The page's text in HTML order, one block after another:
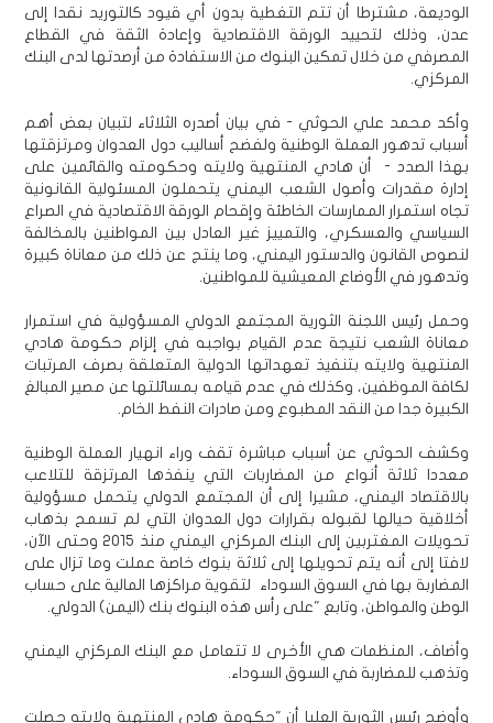
الوديعة، مشترطا أن تتم التغطية بدون أي قيود كالتوريد نقدا إلى
عدن، وذلك لتحييد الورقة الاقتصادية وإعادة الثقة في القطاع
المصرفي من خلال تمكين البنوك من الاستفادة من أرصدتها لدى البنك
المركزي.
وأكد محمد علي الحوثي - في بيان أصدره الثلاثاء لتبيان بعض أهم
أسباب تدهور العملة الوطنية ولفضح أساليب دول العدوان ومرتزقتها
بهذا الصدد - أن هادي المنتهية ولايته وحكومته والقائمين على
إدارة مقدرات وأصول الشعب اليمني يتحملون المسئولية القانونية
تجاه استمرار الممارسات الخاطئة وإقحام الورقة الاقتصادية في الصراع
السياسي والعسكري، والتمييز غير العادل بين المواطنين بالمخالفة
لنصوص القانون والدستور اليمني، وما ينتج عن ذلك من معاناة كبيرة
وتدهور في الأوضاع المعيشية للمواطنين.
وحمل رئيس اللجنة الثورية المجتمع الدولي المسؤولية في استمرار
معاناة الشعب نتيجة عدم القيام بواجبه في إلزام حكومة هادي
المنتهية ولايته بتنفيذ تعهداتها الدولية المتعلقة بصرف المرتبات
لكافة الموظفين، وكذلك في عدم قيامه بمسائلتها عن مصير المبالغ
الكبيرة جدا من النقد المطبوع ومن صادرات النفط الخام.
وكشف الحوثي عن أسباب مباشرة تقف وراء انهيار العملة الوطنية
معددا ثلاثة أنواع من المضاربات التي ينفذها المرتزقة للتلاعب
بالاقتصاد اليمني، مشيرا إلى أن المجتمع الدولي يتحمل مسؤولية
أخلاقية حيالها لقبوله بقرارات دول العدوان التي لم تسمح بذهاب
تحويلات المغتربين إلى البنك المركزي اليمني منذ 2015 وحتى الآن،
لافتا إلى أنه يتم تحويلها إلى ثلاثة بنوك خاصة عملت وما تزال على
المضاربة بها في السوق السوداء لتقوية مراكزها المالية على حساب
الوطن والمواطن، وتابع "على رأس هذه البنوك بنك (اليمن) الدولي.
وأضاف، المنظمات هي الأخرى لا تتعامل مع البنك المركزي اليمني
وتذهب للمضاربة في السوق السوداء.
وأوضح رئيس الثورية العليا أن "حكومة هادي المنتهية ولايته حصلت